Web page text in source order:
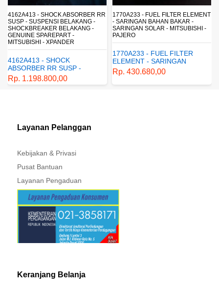
4162A413 - SHOCK ABSORBER RR
SUSP - SUSPENSI BELAKANG -
SHOCKBREAKER BELAKANG -
GENUINE SPAREPART -
MITSUBISHI - XPANDER
4162A413 - SHOCK
ABSORBER RR SUSP -
SUSPENSI BELAKANG -
SHOCKBREAKER BELAKANG
Rp. 1.198.800,00
1770A233 - FUEL FILTER ELEMENT
- SARINGAN BAHAN BAKAR -
SARINGAN SOLAR - MITSUBISHI -
PAJERO
1770A233 - FUEL FILTER
ELEMENT - SARINGAN
BAHAN BAKAR - SARINGAN
SOLAR - MITSUBISHI -
PAJERO
Rp. 430.680,00
Layanan Pelanggan
Kebijakan & Privasi
Pusat Bantuan
Layanan Pengaduan
Keranjang Belanja